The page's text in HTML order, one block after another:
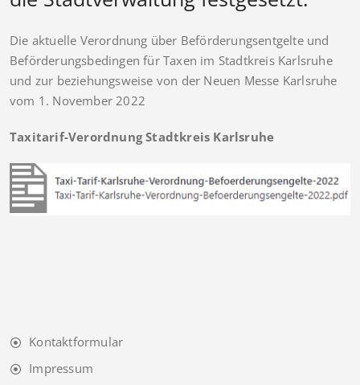
Die aktuelle Verordnung über Beförderungsentgelte und
Beförderungsbedingen für Taxen im Stadtkreis Karlsruhe
und zur beziehungsweise von der Neuen Messe Karlsruhe
vom 1. November 2022
Taxitarif-Verordnung Stadtkreis Karlsruhe
Kontaktformular
Impressum